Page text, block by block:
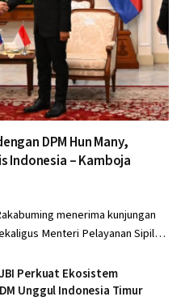
DPM Hun Many,
Indonesia – Kamboja
menerima kunjungan
Menteri Pelayanan Sipil…
Perkuat Ekosistem
Unggul Indonesia Timur